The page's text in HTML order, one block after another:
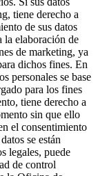
tiene derecho a
de sus datos
la elaboración de
de marketing, ya
dichos fines. En
personales se base
para los fines
tiene derecho a
sin que ello
el consentimiento
se están
legales, puede
de control